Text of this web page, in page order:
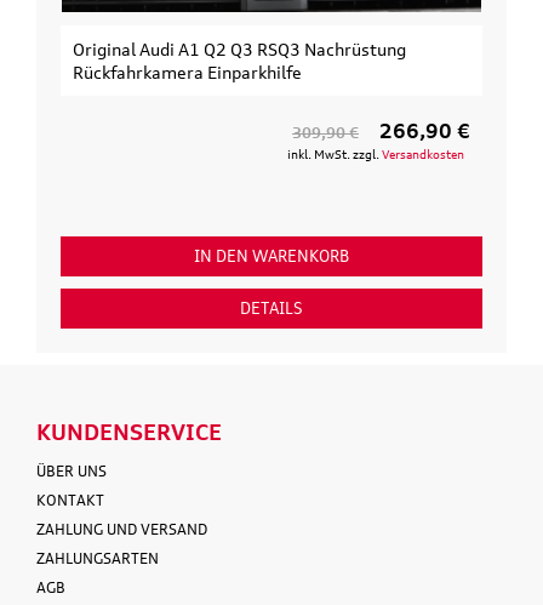
Original Audi A1 Q2 Q3 RSQ3 Nachrüstung
Rückfahrkamera Einparkhilfe
309,90 € 266,90 €
inkl. MwSt. zzgl. Versandkosten
IN DEN WARENKORB
DETAILS
KUNDENSERVICE
ÜBER UNS
KONTAKT
ZAHLUNG UND VERSAND
ZAHLUNGSARTEN
AGB